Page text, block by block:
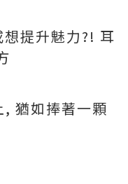
提升魅力?! 耳
猶如捧著一顆